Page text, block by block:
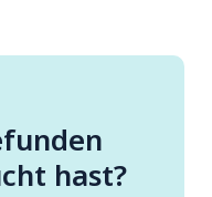
hast?